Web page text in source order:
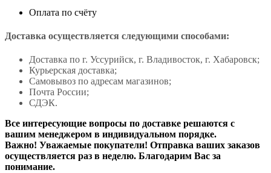
Оплата по счёту
Доставка осуществляется следующими способами:
Доставка по г. Уссурийск, г. Владивосток, г. Хабаровск;
Курьерская доставка;
Самовывоз по адресам магазинов;
Почта России;
СДЭК.
Все интересующие вопросы по доставке решаются с
вашим менеджером в индивидуальном порядке.
Важно! Уважаемые покупатели! Отправка ваших заказов
осуществляется раз в неделю. Благодарим Вас за
понимание.